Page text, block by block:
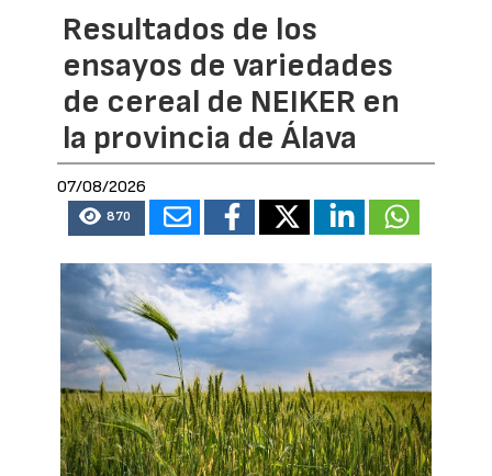
Resultados de los
ensayos de variedades
de cereal de NEIKER en
la provincia de Álava
07/08/2026
870